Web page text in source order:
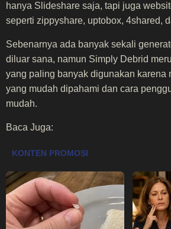
hanya Slideshare saja, tapi juga
seperti zippyshare, uptobox, 4shared,
Sebenarnya ada banyak sekali
diluar sana, namun Simply Debrid
yang paling banyak digunakan karena
yang mudah dipahami dan cara
mudah.
Baca Juga: